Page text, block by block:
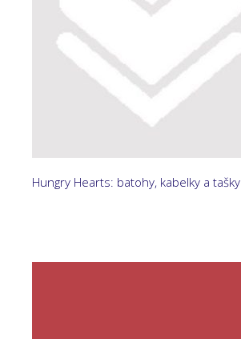
Hungry Hearts: batohy, kabelky a tašky